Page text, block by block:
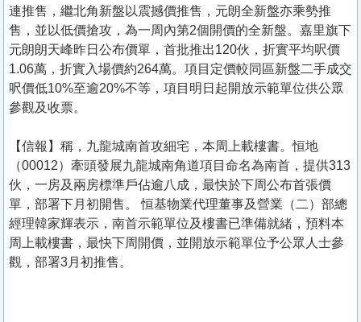
連推售，繼北角新盤以震撼價推售，元朗全新盤亦乘勢推
售，並以低價搶攻，為一周內第2個開價的全新盤。嘉里旗下
元朗朗天峰昨日公布價單，首批推出120伙，折實平均呎價
1.06萬，折實入場價約264萬。項目定價較同區新盤二手成交
呎價低10%至逾20%不等，項目明日起開放示範單位供公眾
參觀及收票。
【信報】稱，九龍城南首攻細宅，本周上載樓書。恒地
（00012）牽頭發展九龍城南角道項目命名為南首，提供313
伙，一房及兩房標準戶佔逾八成，最快於下周公布首張價
單，部署下月初開售。 恒基物業代理董事及營業（二）部總
經理韓家輝表示，南首示範單位及樓書已準備就緒，預料本
周上載樓書，最快下周開價，並開放示範單位予公眾人士參
觀，部署3月初推售。